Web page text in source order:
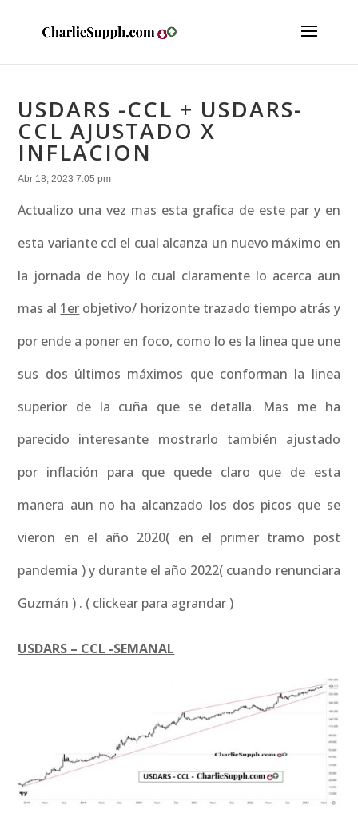
USDARS -CCL + USDARS-
CCL AJUSTADO X
INFLACION
Abr 18, 2023 7:05 pm
Actualizo una vez mas esta grafica de este par y en
esta variante ccl el cual alcanza un nuevo máximo en
la jornada de hoy lo cual claramente lo acerca aun
mas al 1er objetivo/ horizonte trazado tiempo atrás y
por ende a poner en foco, como lo es la linea que une
sus dos últimos máximos que conforman la linea
superior de la cuña que se detalla. Mas me ha
parecido interesante mostrarlo también ajustado
por inflación para que quede claro que de esta
manera aun no ha alcanzado los dos picos que se
vieron en el año 2020( en el primer tramo post
pandemia ) y durante el año 2022( cuando renunciara
Guzmán ) . ( clickear para agrandar )
USDARS – CCL -SEMANAL